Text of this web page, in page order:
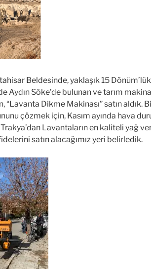
Beldesinde, yaklaşık 15
Aydın Söke’de bulunan ve tarım
“Lavanta Dikme Makinası” satın aldık.
çözmek için, Kasım ayında hava
Lavantaların en kaliteli yağ
satın alacağımız yeri belirledik.